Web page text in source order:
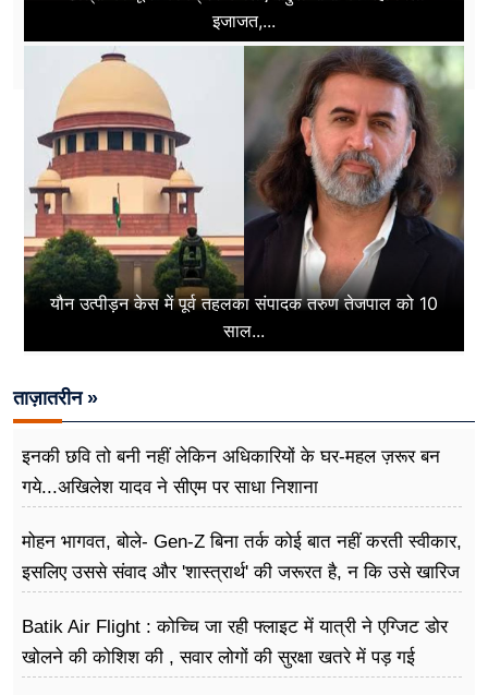
इजाजत,...
यौन उत्पीड़न केस में पूर्व तहलका संपादक तरुण तेजपाल को 10
साल...
ताज़ातरीन »
इनकी छवि तो बनी नहीं लेकिन अधिकारियों के घर-महल ज़रूर बन
गये...अखिलेश यादव ने सीएम पर साधा​ निशाना
मोहन भागवत, बोले- Gen-Z बिना तर्क कोई बात नहीं करती स्वीकार,
इसलिए उससे संवाद और 'शास्त्रार्थ' की जरूरत है, न कि उसे खारिज
Batik Air Flight : कोच्चि जा रही फ्लाइट में यात्री ने एग्जिट डोर
खोलने की कोशिश की , सवार लोगों की सुरक्षा खतरे में पड़ गई